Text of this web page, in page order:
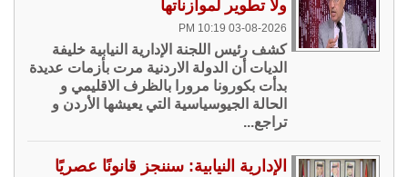
ولا تطوير لموازناتها
03-08-2026 10:19 PM
كشف رئيس اللجنة الإدارية النيابية خليفة
الديات أن الدولة الاردنية مرت بأزمات عديدة
بدأت بكورونا مرورا بالظرف الاقليمي و
الحالة الجيوسياسية التي يعيشها الأردن و
تراجع...
الإدارية النيابية: سننجز قانونًا عصريًا